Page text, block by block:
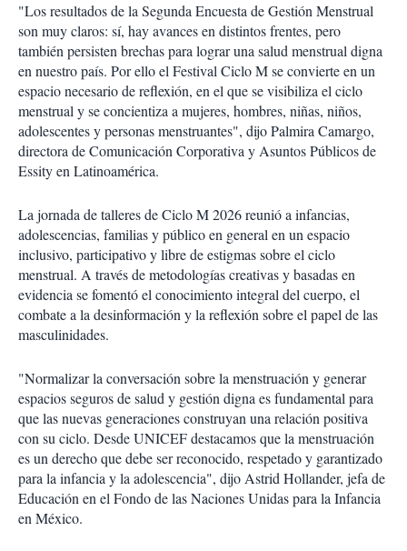
"Los resultados de la Segunda Encuesta de Gestión Menstrual
son muy claros: sí, hay avances en distintos frentes, pero
también persisten brechas para lograr una salud menstrual digna
en nuestro país. Por ello el Festival Ciclo M se convierte en un
espacio necesario de reflexión, en el que se visibiliza el ciclo
menstrual y se concientiza a mujeres, hombres, niñas, niños,
adolescentes y personas menstruantes", dijo Palmira Camargo,
directora de Comunicación Corporativa y Asuntos Públicos de
Essity en Latinoamérica.
La jornada de talleres de Ciclo M 2026 reunió a infancias,
adolescencias, familias y público en general en un espacio
inclusivo, participativo y libre de estigmas sobre el ciclo
menstrual. A través de metodologías creativas y basadas en
evidencia se fomentó el conocimiento integral del cuerpo, el
combate a la desinformación y la reflexión sobre el papel de las
masculinidades.
"Normalizar la conversación sobre la menstruación y generar
espacios seguros de salud y gestión digna es fundamental para
que las nuevas generaciones construyan una relación positiva
con su ciclo. Desde UNICEF destacamos que la menstruación
es un derecho que debe ser reconocido, respetado y garantizado
para la infancia y la adolescencia", dijo Astrid Hollander, jefa de
Educación en el Fondo de las Naciones Unidas para la Infancia
en México.